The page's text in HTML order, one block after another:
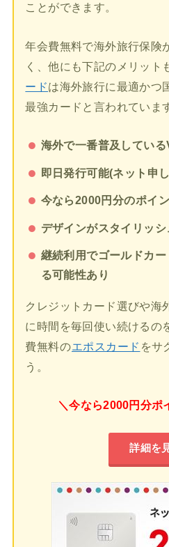
ことができます。
年会費無料で海外旅行保険
く、他にも下記のメリット
ードは海外旅行に最適かつ
最強カードと言われていま
海外で一番普及してい
即日発行可能(ネット申
今なら2000円分のポイ
デザインがスタイリッシ
継続利用でゴールドカ
る可能性あり
クレジットカード選びや海
に時間を毎回使い続けるの
費無料のエポスカード をサ
う。
＼今なら2000円分ポ
詳細を